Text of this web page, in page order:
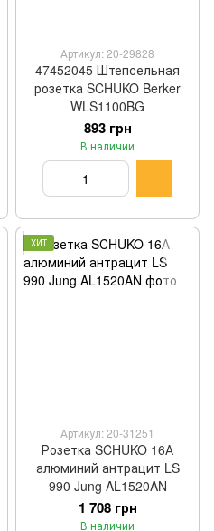
Артикул: 20-29828
47452045 Штепсельная
розетка SCHUKO Berker
WLS1100BG
893 грн
В наличии
ХИТ
Артикул: 20-31251
Розетка SCHUKO 16А
алюминий антрацит LS
990 Jung AL1520AN
1 708 грн
В наличии